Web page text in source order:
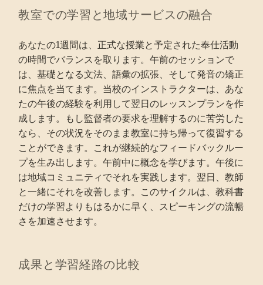
教室での学習と地域サービスの融合
あなたの1週間は、正式な授業と予定された奉仕活動
の時間でバランスを取ります。午前のセッションで
は、基礎となる文法、語彙の拡張、そして発音の矯正
に焦点を当てます。当校のインストラクターは、あな
たの午後の経験を利用して翌日のレッスンプランを作
成します。もし監督者の要求を理解するのに苦労した
なら、その状況をそのまま教室に持ち帰って復習する
ことができます。これが継続的なフィードバックルー
プを生み出します。午前中に概念を学びます。午後に
は地域コミュニティでそれを実践します。翌日、教師
と一緒にそれを改善します。このサイクルは、教科書
だけの学習よりもはるかに早く、スピーキングの流暢
さを加速させます。
成果と学習経路の比較